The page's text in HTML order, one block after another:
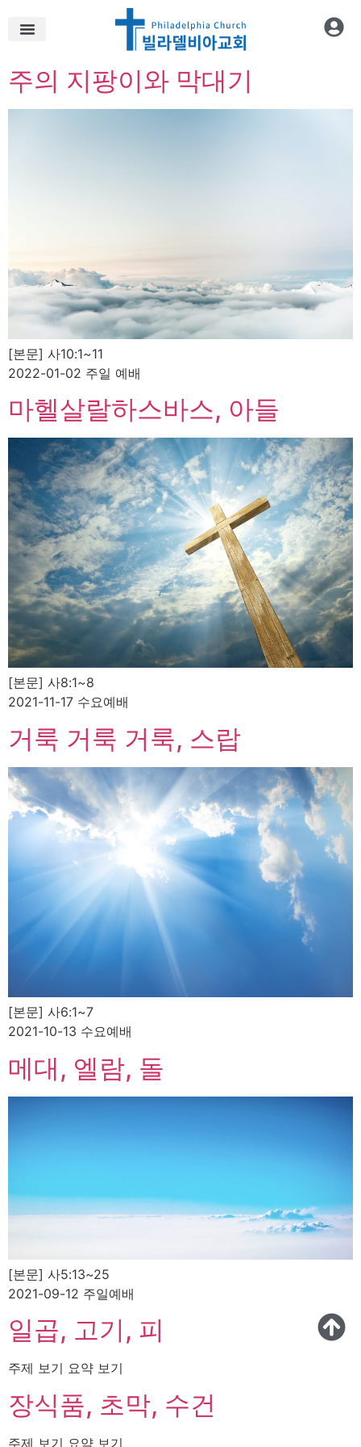
주의 지팡이와 막대기
[본문] 사10:1~11
2022-01-02 주일 예배
마헬살랄하스바스, 아들
[본문] 사8:1~8
2021-11-17 수요예배
거룩 거룩 거룩, 스랍
[본문] 사6:1~7
2021-10-13 수요예배
메대, 엘람, 돌
[본문] 사5:13~25
2021-09-12 주일예배
일곱, 고기, 피
주제 보기 요약 보기
장식품, 초막, 수건
주제 보기 요약 보기